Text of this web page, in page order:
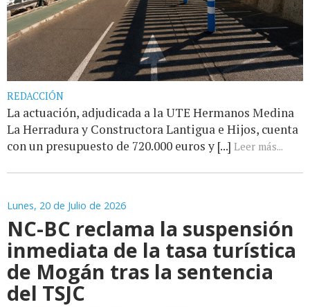
REDACCIÓN
La actuación, adjudicada a la UTE Hermanos Medina
La Herradura y Constructora Lantigua e Hijos, cuenta
con un presupuesto de 720.000 euros y [...] Leer más...
Lunes, 20 de Julio de 2026
NC-BC reclama la suspensión
inmediata de la tasa turística
de Mogán tras la sentencia
del TSJC